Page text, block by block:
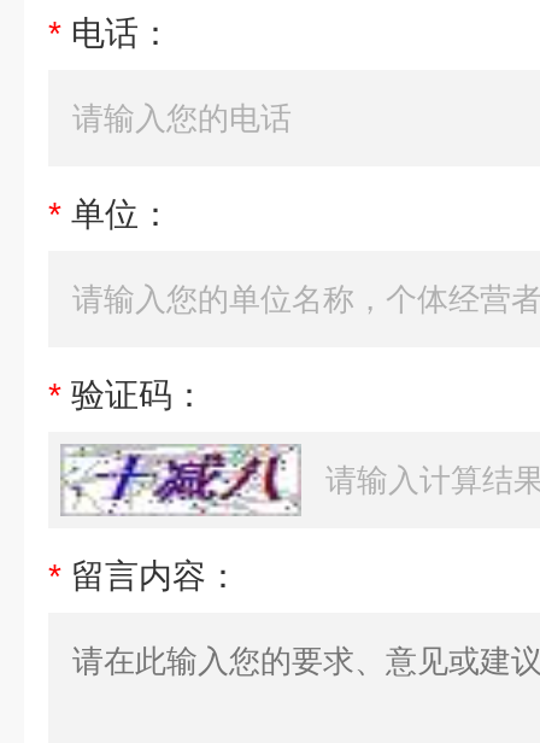
* 电话：
* 单位：
* 验证码：
* 留言内容：